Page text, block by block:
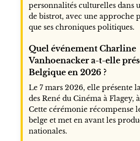
personnalités culturelles dans
de bistrot, avec une approche
que ses chroniques politiques.
Quel événement Charline
Vanhoenacker a-t-elle
Belgique en 2026 ?
Le 7 mars 2026, elle présente
des René du Cinéma à Flagey,
Cette cérémonie récompense
belge et met en avant les
nationales.